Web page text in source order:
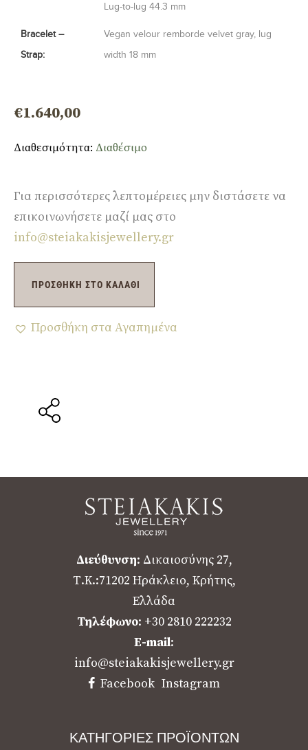
Lug-to-lug 44.3 mm
Bracelet –
Strap:
Vegan velour remborde velvet gray, lug
width 18 mm
€1.640,00
Διαθεσιμότητα: Διαθέσιμο
Για περισσότερες λεπτομέρειες μην διστάσετε να
επικοινωνήσετε μαζί μας στο
info@steiakakisjewellery.gr
ΠΡΟΣΘΉΚΗ ΣΤΟ ΚΑΛΆΘΙ
Προσθήκη στα Αγαπημένα
Διεύθυνση: Δικαιοσύνης 27,
Τ.Κ.:71202 Ηράκλειο, Κρήτης,
Ελλάδα
Τηλέφωνο: +30 2810 222232
E-mail:
info@steiakakisjewellery.gr
Facebook Instagram
ΚΑΤΗΓΟΡΙΕΣ ΠΡΟΪΟΝΤΩΝ